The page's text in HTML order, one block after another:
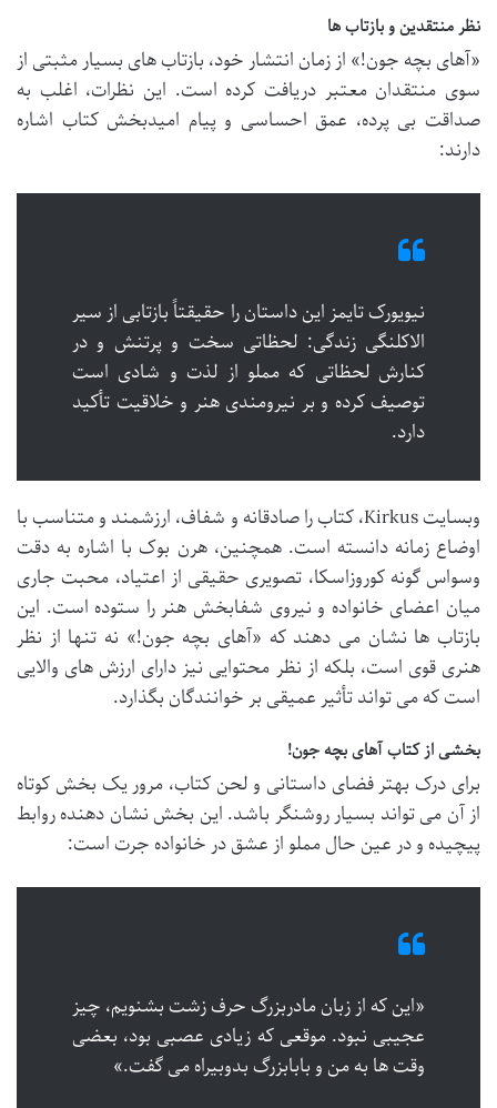
نظر منتقدین و بازتاب ها
«آهای بچه جون!» از زمان انتشار خود، بازتاب های بسیار مثبتی از
سوی منتقدان معتبر دریافت کرده است. این نظرات، اغلب به
صداقت بی پرده، عمق احساسی و پیام امیدبخش کتاب اشاره
دارند:
نیویورک تایمز این داستان را حقیقتاً بازتابی از سیر
الاکلنگی زندگی: لحظاتی سخت و پرتنش و در
کنارش لحظاتی که مملو از لذت و شادی است
توصیف کرده و بر نیرومندی هنر و خلاقیت تأکید
دارد.
وبسایت Kirkus، کتاب را صادقانه و شفاف، ارزشمند و متناسب با
اوضاع زمانه دانسته است. همچنین، هرن بوک با اشاره به دقت
وسواس گونه کوروزاسکا، تصویری حقیقی از اعتیاد، محبت جاری
میان اعضای خانواده و نیروی شفابخش هنر را ستوده است. این
بازتاب ها نشان می دهند که «آهای بچه جون!» نه تنها از نظر
هنری قوی است، بلکه از نظر محتوایی نیز دارای ارزش های والایی
است که می تواند تأثیر عمیقی بر خوانندگان بگذارد.
بخشی از کتاب آهای بچه جون!
برای درک بهتر فضای داستانی و لحن کتاب، مرور یک بخش کوتاه
از آن می تواند بسیار روشنگر باشد. این بخش نشان دهنده روابط
پیچیده و در عین حال مملو از عشق در خانواده جرت است:
«این که از زبان مادربزرگ حرف زشت بشنویم، چیز
عجیبی نبود. موقعی که زیادی عصبی بود، بعضی
وقت ها به من و بابابزرگ بدوبیراه می گفت.»